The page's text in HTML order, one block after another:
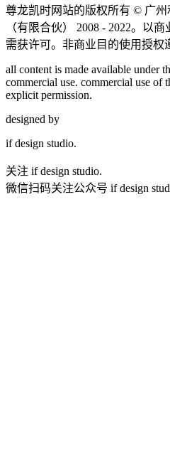
尊龙凯时网站的版权所有 © 广州
（有限合伙）
2008 - 2022。以
需获许可。非商业目的使用授权
all content is made available under
commercial use. commercial use of
explicit permission.
designed by
if design studio.
关注 if design studio.
微信扫码关注公众号 if design